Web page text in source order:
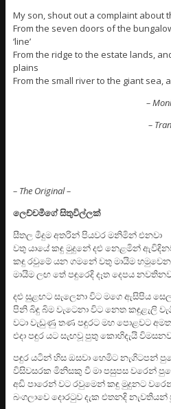
My son, shout out a complaint about
From the seven doors of the
‘line’
From the ridge to the estate lands,
plains
From the small river to the giant sea,
–
–
– The Original –
ලෙච්චමීගේ සිතුවිල්ලක්
සීතල මීදුම අතරින් පියවර මනිමින් එනවා
වතු යායේ කඳු මුදුනේ දළු නෙළමින්
කඳු රවුමේ යන ගමනේ වතු මායිම
මායිම ලඟ තේ පඳුරෙදි දෑත දෙපය
දළු සුළඟට සැලෙනා විට මගෙ ඇසිපිය
පිනි බිඳු බිම වැටෙනා විට නෙත කඳුළැලි
වටා වැඩුණු තණ පඳුරට මහ පොළවට
එදා පඳුර යට සැඟවූ පුතු කොහිදැයි
පඳුර යටින් හිස ඔසවා හෙමිට නැගිටපන්
විසිවසරක මිනිසකු වී මා පසුපස වරෙන්
අඩි පාරෙන් වට රවුමෙන් කඳු මුදුනට
බංගලාවෙ දොරටුව දැක එතනදි නැවතියන්